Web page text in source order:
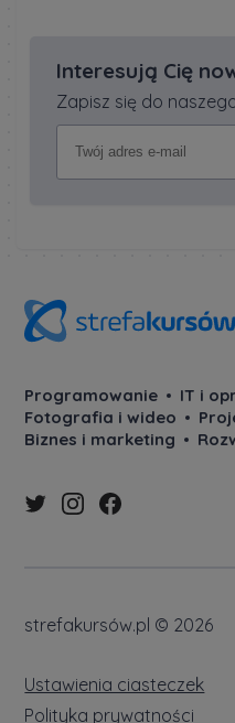
Interesują Cię
Zapisz się do
Programowanie
IT i
Fotografia i wideo
Biznes i marketing
strefakursów.pl © 2026
Ustawienia ciasteczek
Polityka prywatności